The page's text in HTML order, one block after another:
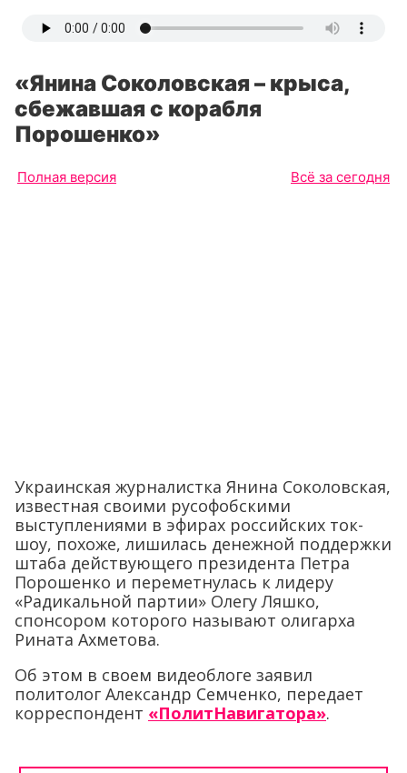
«Янина Соколовская – крыса,
сбежавшая с корабля
Порошенко»
Полная версия Всё за сегодня
Украинская журналистка Янина Соколовская,
известная своими русофобскими
выступлениями в эфирах российских ток-
шоу, похоже, лишилась денежной поддержки
штаба действующего президента Петра
Порошенко и переметнулась к лидеру
«Радикальной партии» Олегу Ляшко,
спонсором которого называют олигарха
Рината Ахметова.
Об этом в своем видеоблоге заявил
политолог Александр Семченко, передает
корреспондент «ПолитНавигатора».